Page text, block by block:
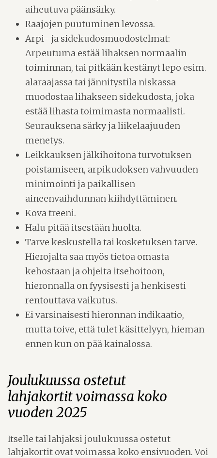
aiheutuva päänsärky.
Raajojen puutuminen levossa.
Arpi- ja sidekudosmuodostelmat:
Arpeutuma estää lihaksen normaalin
toiminnan, tai pitkään kestänyt lepo esim.
alaraajassa tai jännitystila niskassa
muodostaa lihakseen sidekudosta, joka
estää lihasta toimimasta normaalisti.
Seurauksena särky ja liikelaajuuden
menetys.
Leikkauksen jälkihoitona turvotuksen
poistamiseen, arpikudoksen vahvuuden
minimointi ja paikallisen
aineenvaihdunnan kiihdyttäminen.
Kova treeni.
Halu pitää itsestään huolta.
Tarve keskustella tai kosketuksen tarve.
Hierojalta saa myös tietoa omasta
kehostaan ja ohjeita itsehoitoon,
hieronnalla on fyysisesti ja henkisesti
rentouttava vaikutus.
Ei varsinaisesti hieronnan indikaatio,
mutta toive, että tulet käsittelyyn, hieman
ennen kun on pää kainalossa.
Joulukuussa ostetut
lahjakortit voimassa koko
vuoden 2025
Itselle tai lahjaksi joulukuussa ostetut
lahjakortit ovat voimassa koko ensivuoden. Voi